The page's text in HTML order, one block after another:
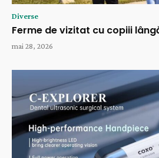
Diverse
Ferme de vizitat cu copiii
mai 28, 2026